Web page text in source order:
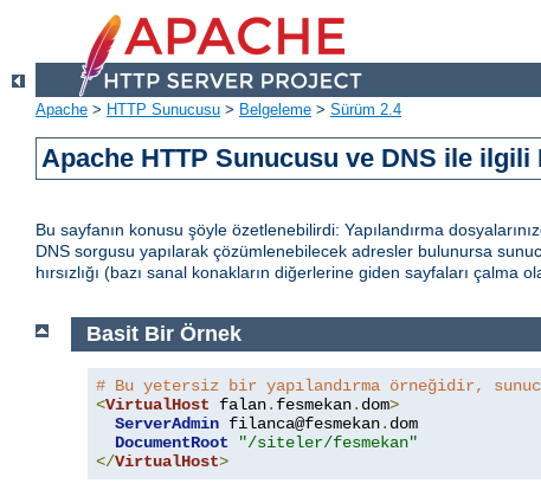
Apache > HTTP Sunucusu > Belgeleme > Sürüm 2.4
Apache HTTP Sunucusu ve DNS ile ilgili
Bu sayfanın konusu şöyle özetlenebilirdi: Yapılandırma
DNS sorgusu yapılarak çözümlenebilecek adresler bulunursa
hırsızlığı (bazı sanal konakların diğerlerine giden sayfaları çalma
Basit Bir Örnek
# Bu yetersiz bir yapılandırma örneğidir,
<VirtualHost falan. fesmekan. dom>
ServerAdmin filanca@fesmekan. dom
DocumentRoot
"/siteler/fesmekan"
</VirtualHost>